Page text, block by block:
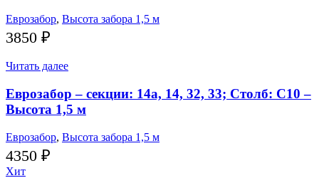
Еврозабор, Высота забора 1,5 м
3850 ₽
Читать далее
Еврозабор – секции: 14а, 14, 32, 33; Столб: С10 –
Высота 1,5 м
Еврозабор, Высота забора 1,5 м
4350 ₽
Хит